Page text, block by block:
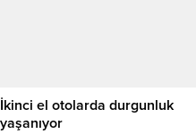
İkinci el otolarda durgunluk
yaşanıyor